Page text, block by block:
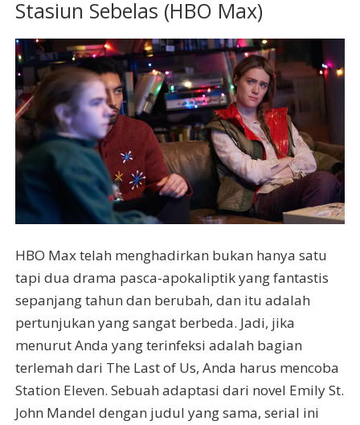
Stasiun Sebelas (HBO Max)
HBO Max telah menghadirkan bukan hanya satu
tapi dua drama pasca-apokaliptik yang fantastis
sepanjang tahun dan berubah, dan itu adalah
pertunjukan yang sangat berbeda. Jadi, jika
menurut Anda yang terinfeksi adalah bagian
terlemah dari The Last of Us, Anda harus mencoba
Station Eleven. Sebuah adaptasi dari novel Emily St.
John Mandel dengan judul yang sama, serial ini